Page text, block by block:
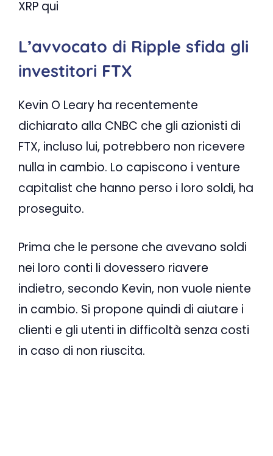
XRP qui
L’avvocato di Ripple sfida gli
investitori FTX
Kevin O Leary ha recentemente
dichiarato alla CNBC che gli azionisti di
FTX, incluso lui, potrebbero non ricevere
nulla in cambio. Lo capiscono i venture
capitalist che hanno perso i loro soldi, ha
proseguito.
Prima che le persone che avevano soldi
nei loro conti li dovessero riavere
indietro, secondo Kevin, non vuole niente
in cambio. Si propone quindi di aiutare i
clienti e gli utenti in difficoltà senza costi
in caso di non riuscita.